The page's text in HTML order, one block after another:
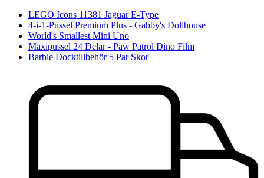
LEGO Icons 11381 Jaguar E-Type
4-i-1-Pussel Premium Plus - Gabby's Dollhouse
World's Smallest Mini Uno
Maxipussel 24 Delar - Paw Patrol Dino Film
Barbie Docktillbehör 5 Par Skor